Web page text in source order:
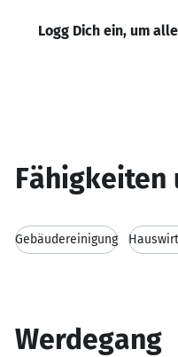
Logg Dich ein, um
Fähigkeiten
Gebäudereinigung
Werdegang